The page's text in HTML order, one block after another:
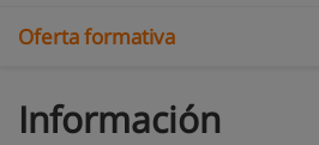
Oferta formativa
Información